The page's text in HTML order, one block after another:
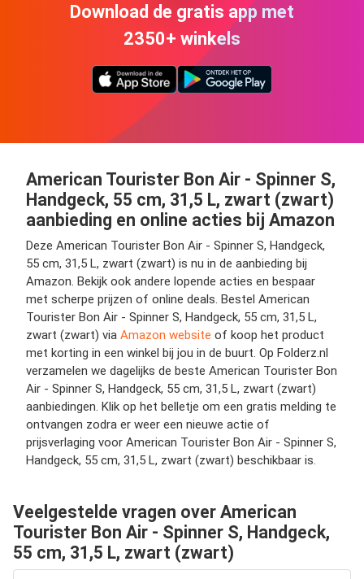
Download de gratis app met
2350+ winkels
American Tourister Bon Air - Spinner S,
Handgeck, 55 cm, 31,5 L, zwart (zwart)
aanbieding en online acties bij Amazon
Deze American Tourister Bon Air - Spinner S, Handgeck,
55 cm, 31,5 L, zwart (zwart) is nu in de aanbieding bij
Amazon. Bekijk ook andere lopende acties en bespaar
met scherpe prijzen of online deals. Bestel American
Tourister Bon Air - Spinner S, Handgeck, 55 cm, 31,5 L,
zwart (zwart) via Amazon website of koop het product
met korting in een winkel bij jou in de buurt. Op Folderz.nl
verzamelen we dagelijks de beste American Tourister Bon
Air - Spinner S, Handgeck, 55 cm, 31,5 L, zwart (zwart)
aanbiedingen. Klik op het belletje om een gratis melding te
ontvangen zodra er weer een nieuwe actie of
prijsverlaging voor American Tourister Bon Air - Spinner S,
Handgeck, 55 cm, 31,5 L, zwart (zwart) beschikbaar is.
Veelgestelde vragen over American
Tourister Bon Air - Spinner S, Handgeck,
55 cm, 31,5 L, zwart (zwart)